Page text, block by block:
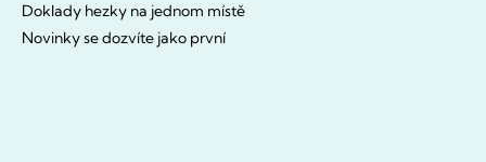
Doklady hezky na jednom místě
Novinky se dozvíte jako první